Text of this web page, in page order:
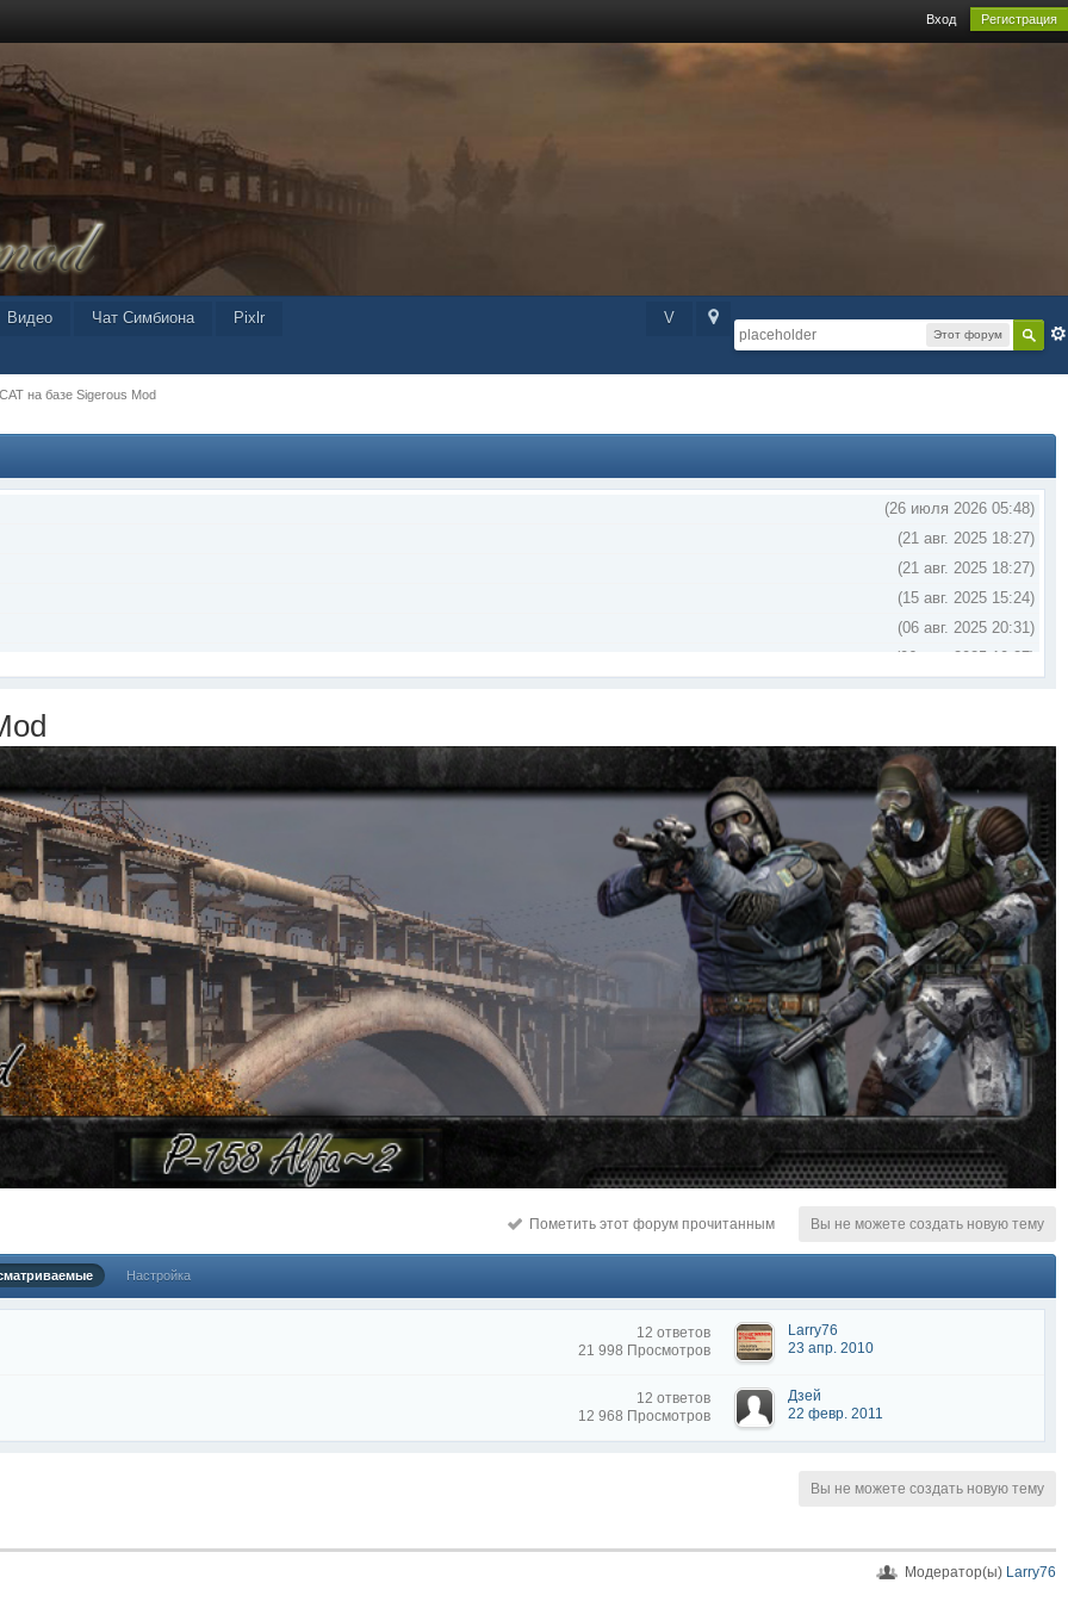
Вход Регистрация
Этот форум
V
Видео Чат Симбиона Pixlr
на базе Sigerous Mod
(26 июля 2026 05:48)
(21 авг. 2025 18:27)
(21 авг. 2025 18:27)
(15 авг. 2025 15:24)
(06 авг. 2025 20:31)
(06 мая 2025 10:27)
(10 февр. 2025 14:33)
(30 янв. 2025 19:43)
(26 дек. 2023 09:58)
(23 дек. 2023 18:04)
(29 авг. 2023 07:52)
-https://t.me/+E9gT3ULaSn5jNDli
(15 авг. 2023 23:20)
(26 апр. 2023 21:26)
(24 дек. 2022 12:38)
с Порфелем, Артоса добавил (может подтянется). Велком - https://t.me/+E9gT3ULaSn5jNDli
(16 авг. 2022 03:41)
(12 марта 2022 19:57)
(08 марта 2022 12:01)
(05 марта 2022 23:20)
Привет, ребята! Если вы помните меня ещё со времен сайта Stalker-portal. Саша "белый" на аватаре и странные
зим!
Вы не можете создать новую тему
Пометить этот форум прочитанным
Настройка
12 ответов
21 998 Просмотров
Larry76
23 апр. 2010
12 ответов
12 968 Просмотров
Дзей
22 февр. 2011
Вы не можете создать новую тему
Модератор(ы) Larry76